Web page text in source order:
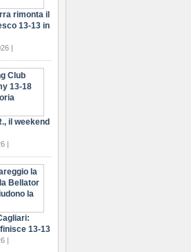
rimonta il
13-13 in
|
il weekend
|
13-13
|